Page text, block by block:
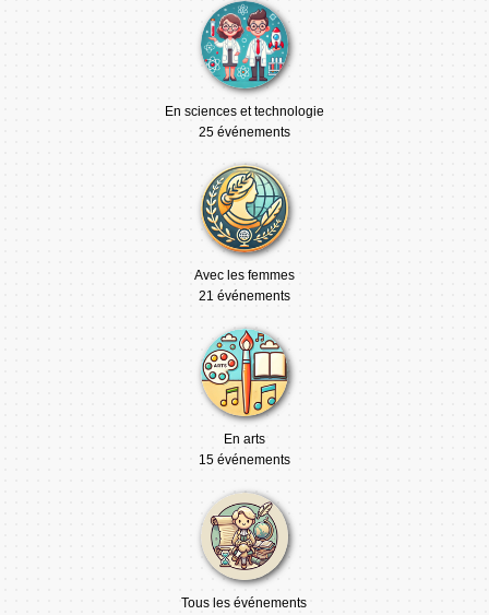
En sciences et technologie
25 événements
Avec les femmes
21 événements
En arts
15 événements
Tous les événements